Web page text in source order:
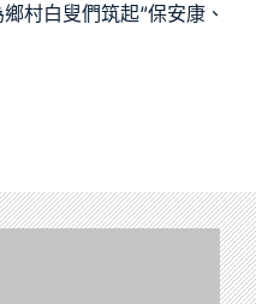
村白叟們筑起“保安康、